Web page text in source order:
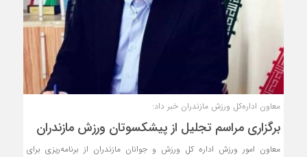
معاون اداره‌کل ورزش مازندران خبر داد:
برگزاری مراسم تجلیل از پیشکسوتان ورزش مازندران
معاون امور ورزش اداره کل ورزش و جوانان مازندران از برنامه‌ریزی برای